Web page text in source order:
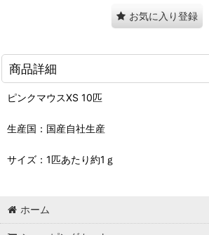
お気に入り登録
商品詳細
ピンクマウスXS 10匹
生産国：国産自社生産
サイズ：1匹あたり約1ｇ
ホーム